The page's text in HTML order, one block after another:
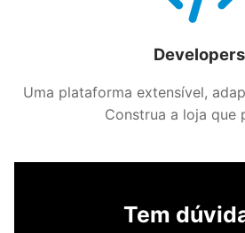
Developers
Uma plataforma extensível,
Construa a loja que
Tem